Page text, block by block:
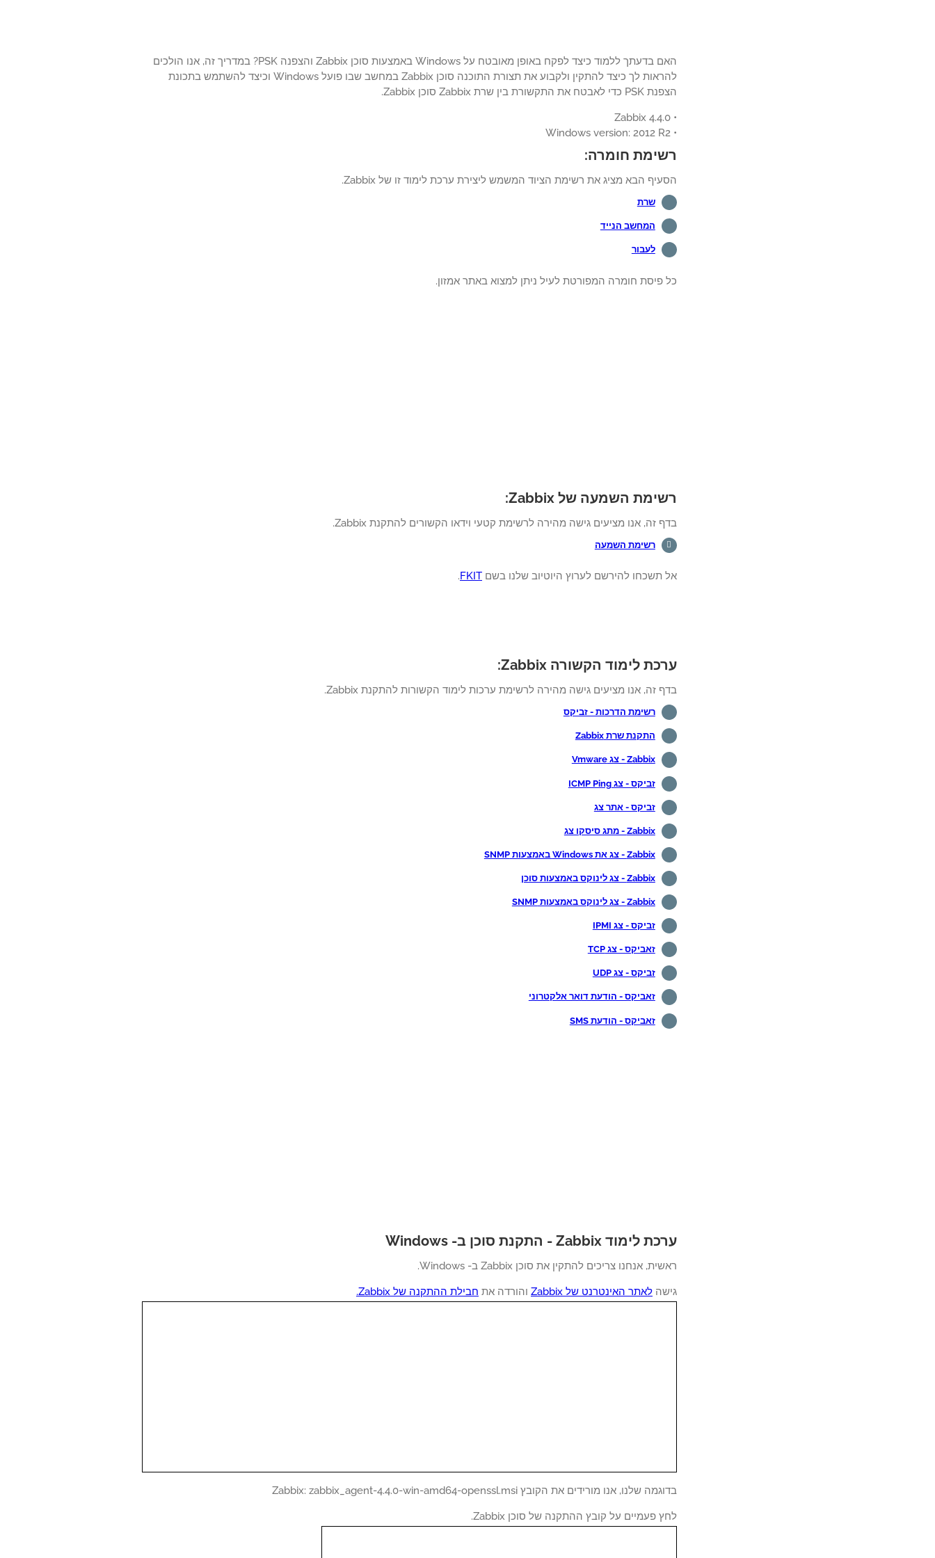
האם בדעתך ללמוד כיצד לפקח באופן מאובטח על Windows באמצעות סוכן Zabbix והצפנה PSK? במדריך זה, אנו הולכים
להראות לך כיצד להתקין ולקבוע את תצורת התוכנה סוכן Zabbix במחשב שבו פועל Windows וכיצד להשתמש בתכונת
הצפנת PSK כדי לאבטח את התקשורת בין שרת Zabbix סוכן Zabbix.
• Zabbix 4.4.0
• Windows version: 2012 R2
רשימת חומרה:
הסעיף הבא מציג את רשימת הציוד המשמש ליצירת ערכת לימוד זו של Zabbix.
שרת
המחשב הנייד
לעבור
כל פיסת חומרה המפורטת לעיל ניתן למצוא באתר אמזון.
רשימת השמעה של Zabbix:
בדף זה, אנו מציעים גישה מהירה לרשימת קטעי וידאו הקשורים להתקנת Zabbix.
רשימת השמעה
אל תשכחו להירשם לערוץ היוטיוב שלנו בשם FKIT
.
ערכת לימוד הקשורה Zabbix:
בדף זה, אנו מציעים גישה מהירה לרשימת ערכות לימוד הקשורות להתקנת Zabbix.
רשימת הדרכות - זביקס
התקנת שרת Zabbix
Zabbix - צג Vmware
זביקס - צג ICMP Ping
זביקס - אתר צג
Zabbix - מתג סיסקו צג
Zabbix - צג את Windows באמצעות SNMP
Zabbix - צג לינוקס באמצעות סוכן
Zabbix - צג לינוקס באמצעות SNMP
זביקס - צג IPMI
זאביקס - צג TCP
זביקס - צג UDP
זאביקס - הודעת דואר אלקטרוני
זאביקס - הודעת SMS
ערכת לימוד Zabbix - התקנת סוכן ב- Windows
ראשית, אנחנו צריכים להתקין את סוכן Zabbix ב- Windows.
גישה לאתר האינטרנט של Zabbix והורדה את חבילת ההתקנה של Zabbix.
בדוגמה שלנו, אנו מורידים את הקובץ Zabbix: zabbix_agent-4.4.0-win-amd64-openssl.msi
לחץ פעמיים על קובץ ההתקנה של סוכן Zabbix.